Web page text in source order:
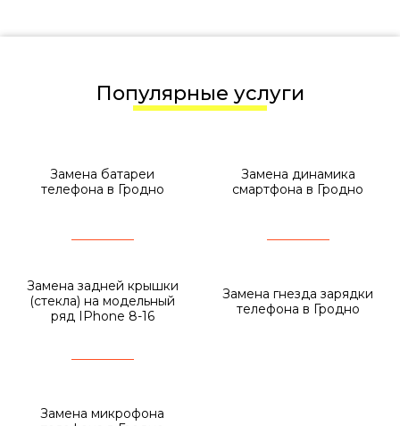
Популярные услуги
Замена батареи
телефона в Гродно
Замена динамика
смартфона в Гродно
Замена задней крышки
(стекла) на модельный
ряд IPhone 8-16
Замена гнезда зарядки
телефона в Гродно
Замена микрофона